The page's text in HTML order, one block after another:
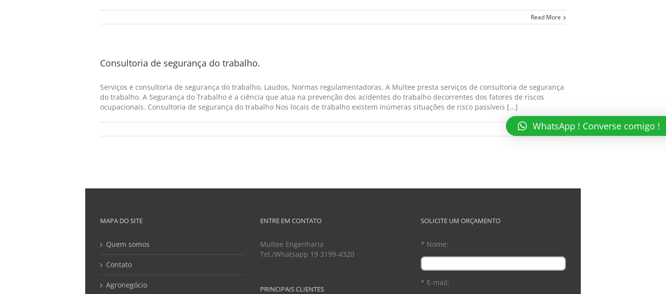
Read More
Consultoria de segurança do trabalho.
Serviços e consultoria de segurança do trabalho, Laudos, Normas regulamentadoras. A Multee presta serviços de consultoria de segurança
do trabalho. A Segurança do Trabalho é a ciência que atua na prevenção dos acidentes do trabalho decorrentes dos fatores de riscos
ocupacionais. Consultoria de segurança do trabalho Nos locais de trabalho existem inúmeras situações de risco passíveis [...]
Read More
MAPA DO SITE
Quem somos
Contato
Agronegócio
ENTRE EM CONTATO
Multee Engenharia
Tel./Whatsapp 19 3199-4320
PRINCIPAIS CLIENTES
SOLICITE UM ORÇAMENTO
* Nome:
* E-mail:
WhatsApp ! Converse comigo !